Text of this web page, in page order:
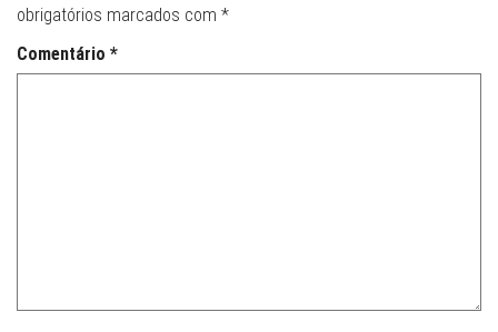
obrigatórios marcados com *
Comentário *